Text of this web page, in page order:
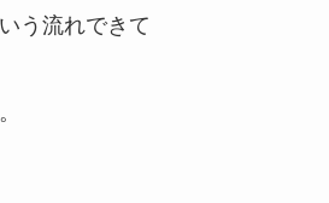
う流れできて